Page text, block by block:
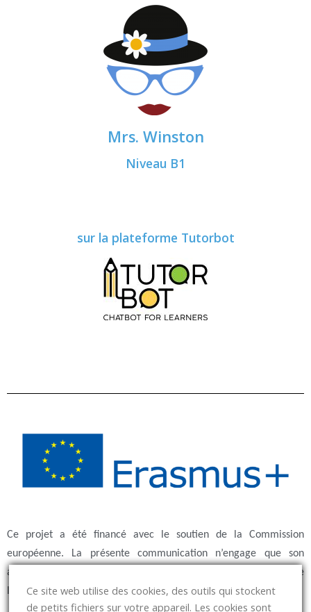
Mrs. Winston
Niveau B1
sur la plateforme Tutorbot
Ce projet a été financé avec le soutien de la Commission
européenne. La présente communication n’engage que son
auteur et la Commission ne saurait être tenue responsable de
l’usage qui pourrait être fait des informations qu’elle contient.
Ce site web utilise des cookies, des outils qui stockent
de petits fichiers sur votre appareil. Les cookies sont